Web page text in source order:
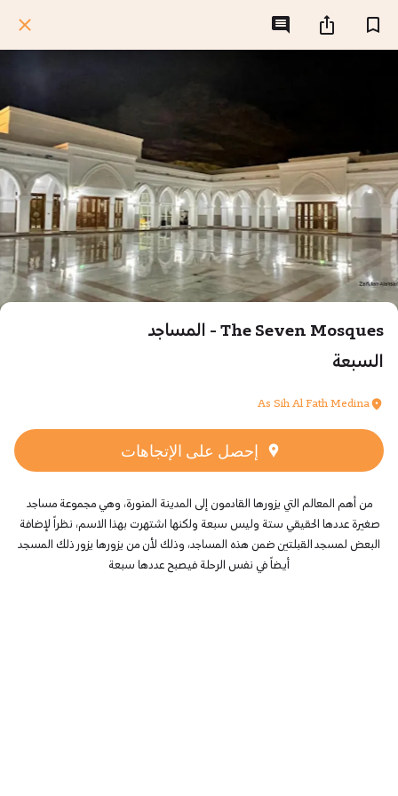
The Seven Mosques - المساجد
السبعة
As Sih Al Fath Medina
إحصل على الإتجاهات
من أهم المعالم التي يزورها القادمون إلى المدينة المنورة، وهي مجموعة مساجد
صغيرة عددها الحقيقي ستة وليس سبعة ولكنها اشتهرت بهذا الاسم، نظراً لإضافة
البعض لمسجد القبلتين ضمن هذه المساجد، وذلك لأن من يزورها يزور ذلك المسجد
أيضاً في نفس الرحلة فيصبح عددها سبعة